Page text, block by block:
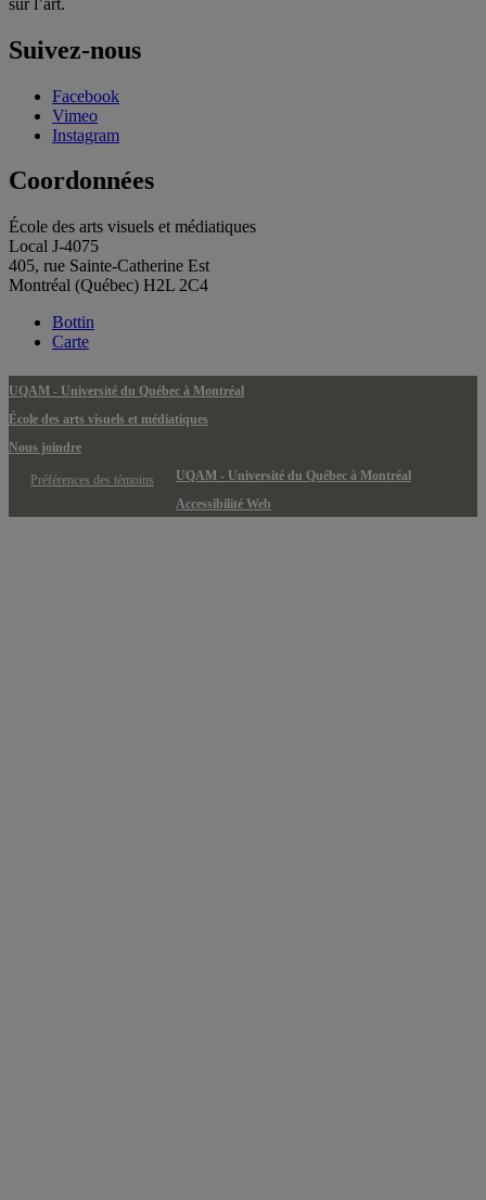
Suivez-nous
Facebook
Vimeo
Instagram
Coordonnées
École des arts visuels et médiatiques
Local J-4075
405, rue Sainte-Catherine Est
Montréal (Québec) H2L 2C4
Bottin
Carte
UQAM - Université du Québec à Montréal
École des arts visuels et médiatiques
Nous joindre
Préférences des témoins
UQAM - Université du Québec à Montréal
Accessibilité Web